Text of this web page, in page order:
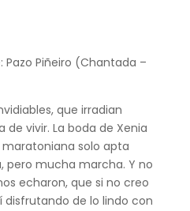
Piñeiro (Chantada –
que irradian
vivir. La boda de Xenia
solo apta
pero mucha marcha. Y no
echaron, que si no creo
de lo lindo con